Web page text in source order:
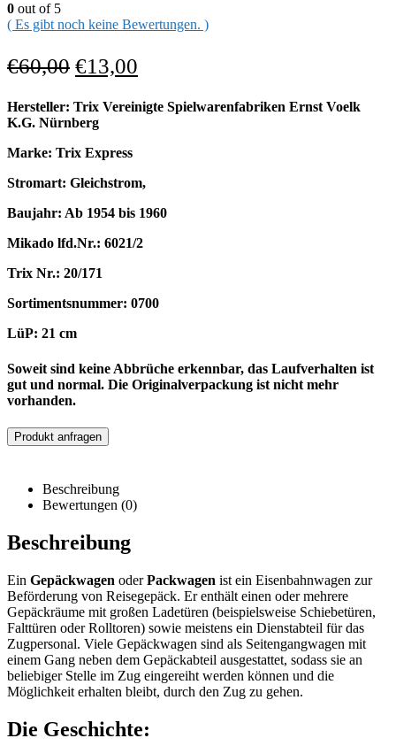
0 out of 5
( Es gibt noch keine Bewertungen. )
€60,00 €13,00
Hersteller: Trix Vereinigte Spielwarenfabriken Ernst Voelk
K.G. Nürnberg
Marke: Trix Express
Stromart: Gleichstrom,
Baujahr: Ab 1954 bis 1960
Mikado lfd.Nr.: 6021/2
Trix Nr.: 20/171
Sortimentsnummer: 0700
LüP: 21 cm
Soweit sind keine Abbrüche erkennbar, das Laufverhalten ist
gut und normal. Die Originalverpackung ist nicht mehr
vorhanden.
Produkt anfragen
Beschreibung
Bewertungen (0)
Beschreibung
Ein Gepäckwagen oderPackwagen ist ein Eisenbahnwagen zur
Beförderung von Reisegepäck. Er enthält einen oder mehrere
Gepäckräume mit großen Ladetüren (beispielsweise Schiebetüren,
Falttüren oder Rolltoren) sowie meistens ein Dienstabteil für das
Zugpersonal. Viele Gepäckwagen sind als Seitengangwagen mit
einem Gang neben dem Gepäckabteil ausgestattet, sodass sie an
beliebiger Stelle im Zug eingereiht werden können und die
Möglichkeit erhalten bleibt, durch den Zug zu gehen.
Die Geschichte: